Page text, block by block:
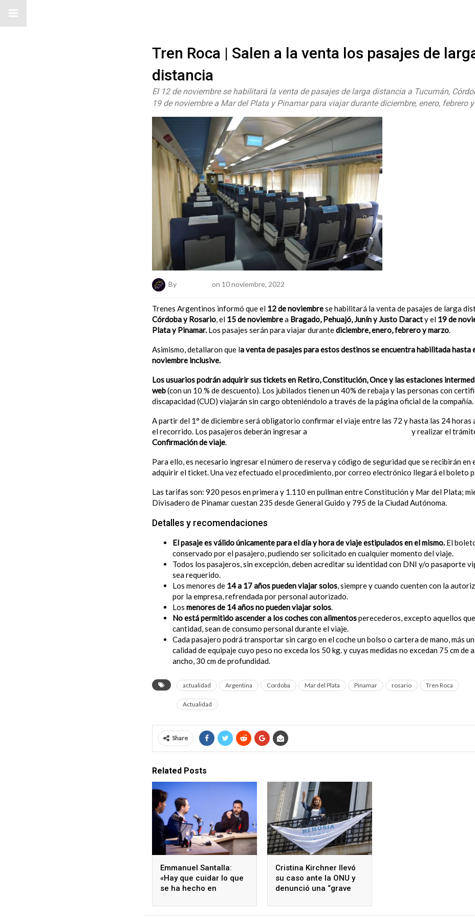
Tren Roca | Salen a la venta los pasajes de
distancia
El 12 de noviembre se habilitará la venta de pasajes de larga distancia a Tucumán,
19 de noviembre a Mar del Plata y Pinamar para viajar durante diciembre, enero, febrero
By on 10 noviembre, 2022
Trenes Argentinos informó que el 12 de noviembrese habilitará la venta de pasajes de larga
Córdoba y Rosario, el 15 de noviembrea Bragado, Pehuajó, Junín y Justo Daracty el 19 de
Plata y Pinamar.Los pasajes serán para viajar durantediciembre, enero, febrero y marzo.
Asimismo, detallaron que la venta de pasajes para estos destinos se encuentra habilitada hasta
noviembre inclusive.
Los usuarios podrán adquirir sus tickets en Retiro, Constitución, Once y las estaciones
web(con un 10 % de descuento). Los jubilados tienen un 40% de rebaja y las personas con
discapacidad (CUD) viajarán sin cargo obteniéndolo a través de la página oficial de la compañía.
A partir del 1° de diciembre será obligatorio confirmar el viaje entre las 72 y hasta las 24 horas
el recorrido. Los pasajeros deberán ingresar a
y realizar el
Confirmación de viaje.
Para ello, es necesario ingresar el número de reserva y código de seguridad que se recibirán en
adquirir el ticket. Una vez efectuado el procedimiento, por correo electrónico llegará el boleto
Las tarifas son: 920 pesos en primera y 1.110 en pullman entre Constitución y Mar del Plata;
Divisadero de Pinamar cuestan 235 desde General Guido y 795 de la Ciudad Autónoma.
Detalles y recomendaciones
El pasaje es válido únicamente para el día y hora de viaje estipulados en el mismo.El
conservado por el pasajero, pudiendo ser solicitado en cualquier momento del viaje.
Todos los pasajeros, sin excepción, deben acreditar su identidad con DNI y/o pasaporte
sea requerido.
Los menores de 14 a 17 años pueden viajar solos, siempre y cuando cuenten con la
por la empresa, refrendada por personal autorizado.
Los menores de 14 años no pueden viajar solos.
No está permitido ascender a los coches con alimentosperecederos, excepto aquellos
cantidad, sean de consumo personal durante el viaje.
Cada pasajero podrá transportar sin cargo en el coche un bolso o cartera de mano, más
calidad de equipaje cuyo peso no exceda los 50 kg. y cuyas medidas no excedan 75 cm de
ancho, 30 cm de profundidad.
actualidad Argentina Cordoba Mar del Plata Pinamar rosario Tren Roca
Actualidad
Share
Related Posts
Emmanuel Santalla:
«Hay que cuidar lo que
se ha hecho en
desafíos que vienen»
Cristina Kirchner llevó
su caso ante la ONU y
denunció una “grave
humanos”